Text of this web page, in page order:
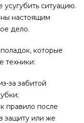
ситуацию.
настоящим
дело.
которые
техники:
за забитой
правило после
защиту или же